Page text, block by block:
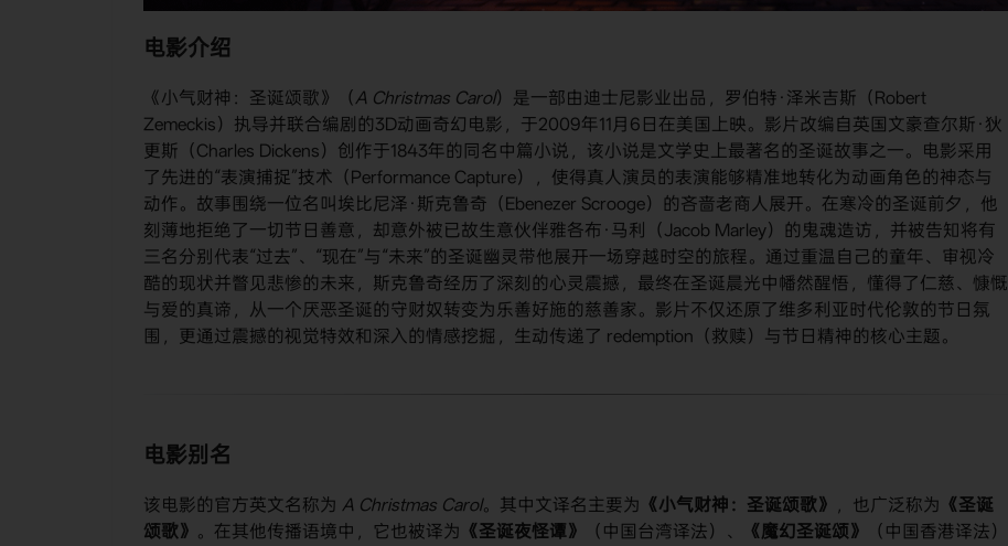
电影介绍
《小气财神：圣诞颂歌》（A Christmas Carol）是一部由迪士尼影业出品，罗伯特·泽米吉斯（Robert
Zemeckis）执导并联合编剧的3D动画奇幻电影，于2009年11月6日在美国上映。影片改编自英国文豪查尔斯·狄
更斯（Charles Dickens）创作于1843年的同名中篇小说，该小说是文学史上最著名的圣诞故事之一。电影采用
了先进的“表演捕捉”技术（Performance Capture），使得真人演员的表演能够精准地转化为动画角色的神态与
动作。故事围绕一位名叫埃比尼泽·斯克鲁奇（Ebenezer Scrooge）的吝啬老商人展开。在寒冷的圣诞前夕，他
刻薄地拒绝了一切节日善意，却意外被已故生意伙伴雅各布·马利（Jacob Marley）的鬼魂造访，并被告知将有
三名分别代表“过去”、“现在”与“未来”的圣诞幽灵带他展开一场穿越时空的旅程。通过重温自己的童年、审视冷
酷的现状并瞥见悲惨的未来，斯克鲁奇经历了深刻的心灵震撼，最终在圣诞晨光中幡然醒悟，懂得了仁慈、慷慨
与爱的真谛，从一个厌恶圣诞的守财奴转变为乐善好施的慈善家。影片不仅还原了维多利亚时代伦敦的节日氛
围，更通过震撼的视觉特效和深入的情感挖掘，生动传递了 redemption（救赎）与节日精神的核心主题。
电影别名
该电影的官方英文名称为 A Christmas Carol。其中文译名主要为​ ​《小气财神：圣诞颂歌》​ ​，也广泛称为​ ​《圣诞
颂歌》​ ​。在其他传播语境中，它也被译为​ ​《圣诞夜怪谭》​ ​（中国台湾译法）、​ ​《魔幻圣诞颂》​
​（中国香港译法）